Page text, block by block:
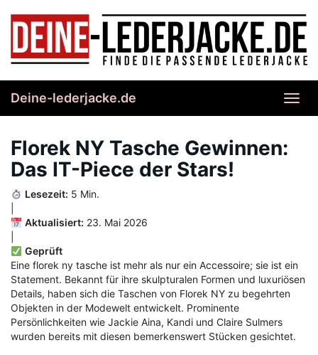
content
Deine-lederjacke.de
Florek NY Tasche Gewinnen:
Das IT-Piece der Stars!
Lesezeit: 5 Min.
Aktualisiert: 23. Mai 2026
Geprüft
Eine florek ny tasche ist mehr als nur ein Accessoire; sie ist ein
Statement. Bekannt für ihre skulpturalen Formen und luxuriösen
Details, haben sich die Taschen von Florek NY zu begehrten
Objekten in der Modewelt entwickelt. Prominente
Persönlichkeiten wie Jackie Aina, Kandi und Claire Sulmers
wurden bereits mit diesen bemerkenswert Stücken gesichtet.